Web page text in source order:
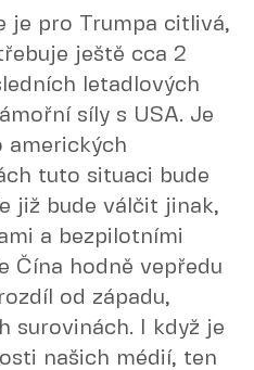
je pro Trumpa citlivá,
ještě cca 2
letadlových
síly s USA. Je
amerických
tuto situaci bude
již bude válčit jinak,
a bezpilotními
Čína hodně vepředu
od západu,
surovinách. I když je
našich médií, ten